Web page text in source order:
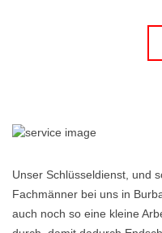
Unser Schlüsseldienst, und
Fachmänner bei uns in
auch noch so eine kleine